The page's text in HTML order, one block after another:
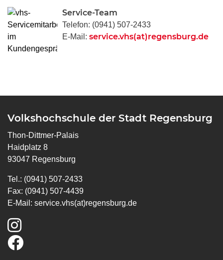
Service-Team
Telefon: (0941) 507-2433
E-Mail: service.vhs(at)regensburg.de
Volkshochschule der Stadt Regensburg
Thon-Dittmer-Palais
Haidplatz 8
93047 Regensburg
Tel.: (0941) 507-2433
Fax: (0941) 507-4439
E-Mail: service.vhs(at)regensburg.de